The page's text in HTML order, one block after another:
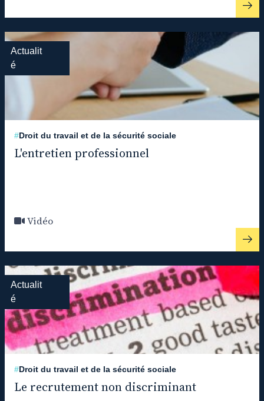
Actualit
é
#Droit du travail et de la sécurité sociale
L'entretien professionnel
Vidéo
Actualit
é
#Droit du travail et de la sécurité sociale
Le recrutement non discriminant